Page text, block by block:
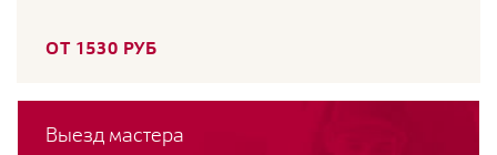
ОТ 1530 РУБ
Выезд мастера